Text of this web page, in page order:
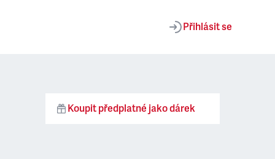
Přihlásit se
Koupit předplatné jako dárek